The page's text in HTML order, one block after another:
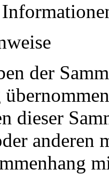
der
dieser
anderen